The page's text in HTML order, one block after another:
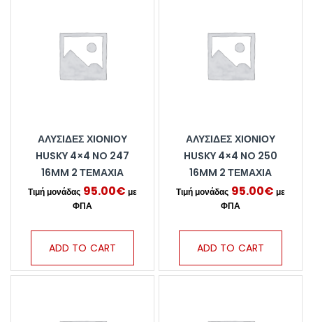
ΑΛΥΣΊΔΕΣ ΧΙΟΝΙΟΎ
HUSKY 4×4 NO 247
16MM 2 ΤΕΜΆΧΙΑ
95.00€
ADD TO CART
ΑΛΥΣΊΔΕΣ ΧΙΟΝΙΟΎ
HUSKY 4×4 NO 250
16MM 2 ΤΕΜΆΧΙΑ
95.00€
ADD TO CART